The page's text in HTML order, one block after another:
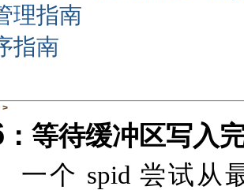
理指南
指南
>
：等待缓冲区写入
一个 spid尝试从